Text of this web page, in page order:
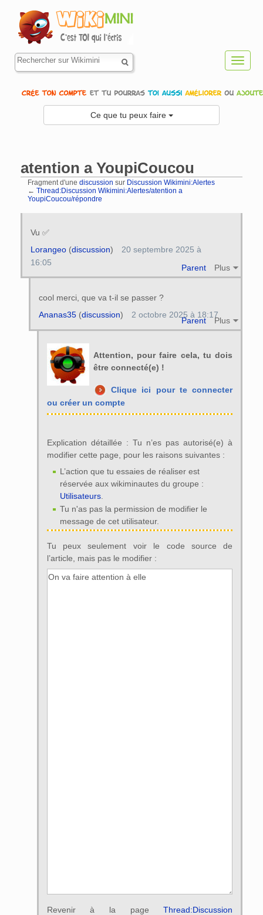
Ce que tu peux faire
atention a YoupiCoucou
Fragment d'une discussion sur Discussion Wikimini:Alertes
← Thread:Discussion Wikimini:Alertes/atention a
YoupiCoucou/répondre
Vu ✅️
Parent Plus
Lorangeo(discussion)
20 septembre 2025 à
16:05
cool merci, que va t-il se passer ?
Parent Plus
Ananas35(discussion) 2 octobre 2025 à 18:17
Attention, pour faire cela, tu dois
être connecté(e) !
Clique ici pour te connecter
ou créer un compte
Explication détaillée : Tu n’es pas autorisé(e) à
modifier cette page, pour les raisons suivantes :
L’action que tu essaies de réaliser est
réservée aux wikiminautes du groupe :
Utilisateurs
Tu n'as pas la permission de modifier le
message de cet utilisateur.
Tu peux seulement voir le code source de
l’article, mais pas le modifier :
Revenir à la pageThread:Discussion